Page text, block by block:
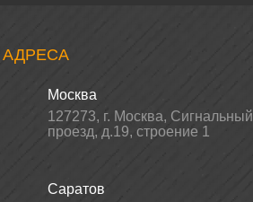
АДРЕСА
Москва
127273, г. Москва, Сигнальный
проезд, д.19, строение 1
Саратов